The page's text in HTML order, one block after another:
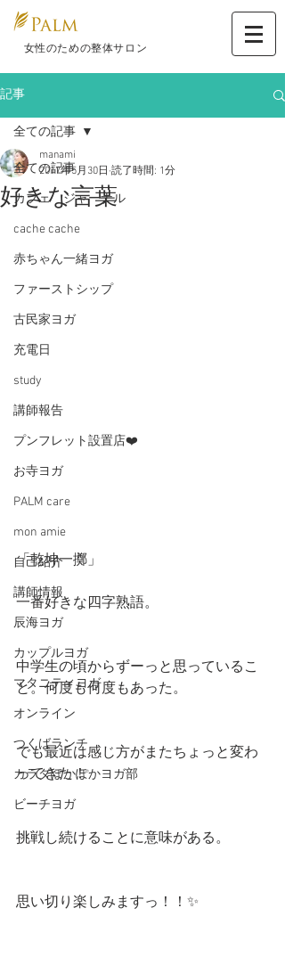
​ 女性のための整体サロン
記事
全ての記事
カフェ ジャーナル
cache cache
赤ちゃん一緒ヨガ
ファーストシップ
古民家ヨガ
充電日
study
講師報告
プンフレット設置店❤️
お寺ヨガ
PALM care
mon amie
自己紹介
講師情報
辰海ヨガ
カップルヨガ
マタニティヨガ
オンライン
つくばランチ
カラダぽかぽかヨガ部
ビーチヨガ
全ての記事
好きな言葉
manami
2017年5月30日 読了時間: 1分
「乾坤一擲」
一番好きな四字熟語。
中学生の頃からずーっと思っているこ
と。何度も何度もあった。
でも最近は感じ方がまたちょっと変わ
ってきた！
挑戦し続けることに意味がある。
思い切り楽しみますっ！！✨